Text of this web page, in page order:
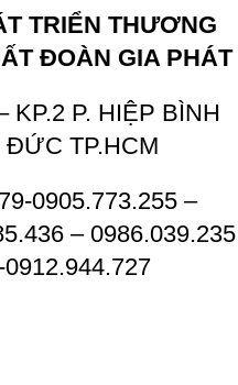
TRIỂN THƯƠNG
ĐOÀN GIA PHÁT
KP.2 P. HIỆP BÌNH
TP.HCM
0905.773.255 –
– 0986.039.235